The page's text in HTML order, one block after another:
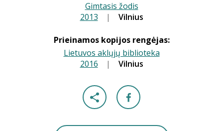
Gimtasis žodis
2013 | Vilnius
Prieinamos kopijos rengėjas:
Lietuvos aklųjų biblioteka
2016 | Vilnius